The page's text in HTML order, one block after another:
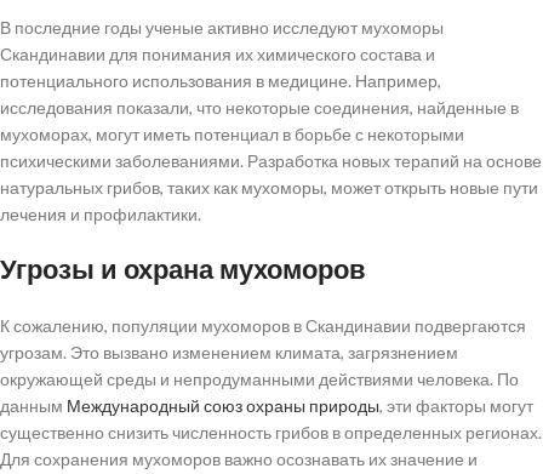
В последние годы ученые активно исследуют мухоморы
Скандинавии для понимания их химического состава и
потенциального использования в медицине. Например,
исследования показали, что некоторые соединения, найденные в
мухоморах, могут иметь потенциал в борьбе с некоторыми
психическими заболеваниями. Разработка новых терапий на основе
натуральных грибов, таких как мухоморы, может открыть новые пути
лечения и профилактики.
Угрозы и охрана мухоморов
К сожалению, популяции мухоморов в Скандинавии подвергаются
угрозам. Это вызвано изменением климата, загрязнением
окружающей среды и непродуманными действиями человека. По
данным Международный союз охраны природы, эти факторы могут
существенно снизить численность грибов в определенных регионах.
Для сохранения мухоморов важно осознавать их значение и